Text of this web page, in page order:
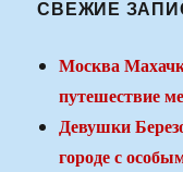
СВЕЖИЕ
Москва
путешествие
Девушки
городе с